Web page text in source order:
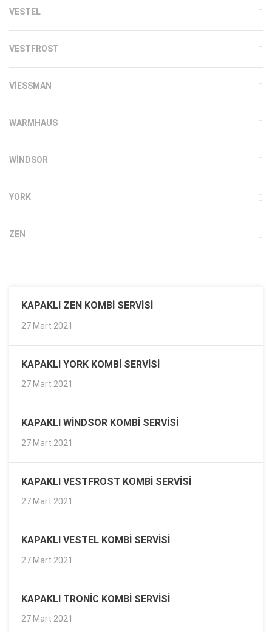
VESTEL
VESTFROST
VIESSMAN
WARMHAUS
WINDSOR
YORK
ZEN
KAPAKLI ZEN KOMBI SERVISI
27 Mart 2021
KAPAKLI YORK KOMBI SERVISI
27 Mart 2021
KAPAKLI WINDSOR KOMBI SERVISI
27 Mart 2021
KAPAKLI VESTFROST KOMBI SERVISI
27 Mart 2021
KAPAKLI VESTEL KOMBI SERVISI
27 Mart 2021
KAPAKLI TRONIC KOMBI SERVISI
27 Mart 2021